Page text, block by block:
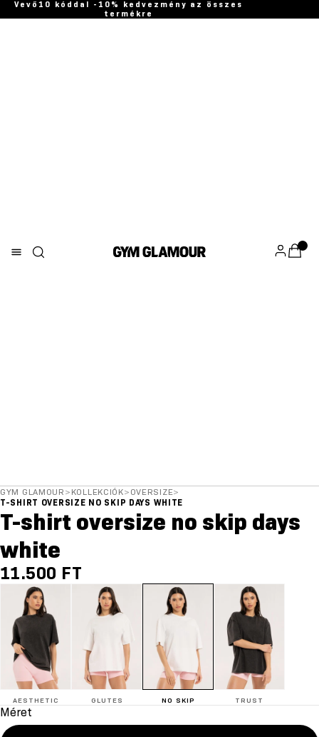
Vevő10 kóddal -10% kedvezmény az összes
termékre
GYM GLAMOUR > KOLLEKCIÓK> OVERSIZE>
T-SHIRT OVERSIZE NO SKIP DAYS WHITE
T-shirt oversize no skip days
white
11.500 FT
AESTHETIC GLUTES NO SKIP TRUST
Méret